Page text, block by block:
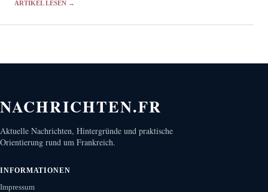
ARTIKEL LESEN →
NACHRICHTEN.FR
Aktuelle Nachrichten, Hintergründe und praktische
Orientierung rund um Frankreich.
INFORMATIONEN
Impressum